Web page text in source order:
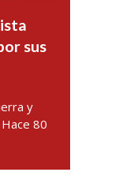
sus
y
80